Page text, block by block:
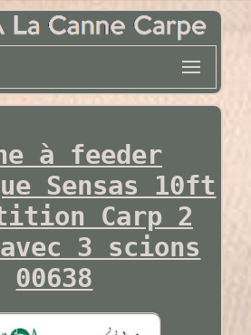
à feeder
Sensas 10ft
Carp 2
3 scions
00638